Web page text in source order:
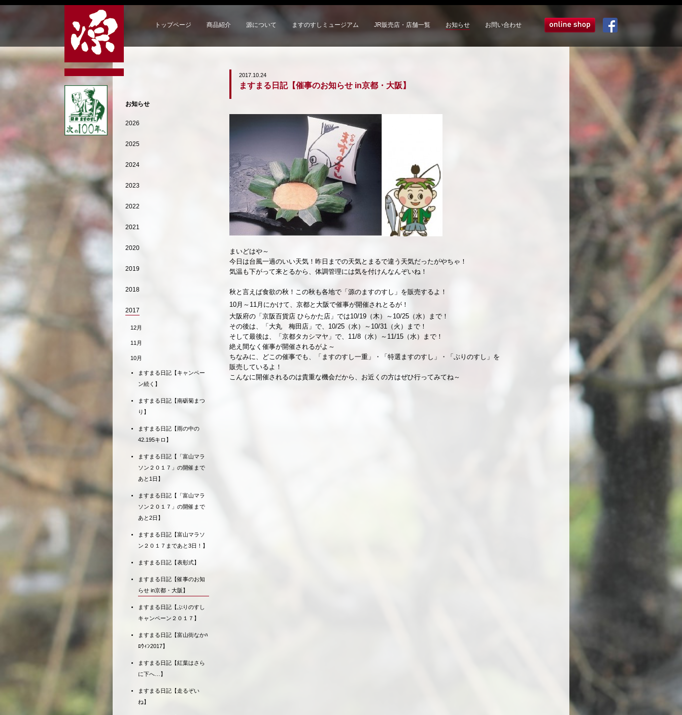
トップページ 商品紹介 源について ますのすしミュージアム JR販売店・店舗一覧 お知らせ お問い合わせ オンラインショップ
2017.10.24
ますまる日記【催事のお知らせ in京都・大阪】
まいどはや～
今日は台風一過のいい天気！昨日までの天気とまるで違う天気だったがやちゃ！
気温も下がって来とるから、体調管理には気を付けんなんぞいね！
秋と言えば食欲の秋！この秋も各地で「源のますのすし」を販売するよ！
10月～11月にかけて、京都と大阪で催事が開催されとるが！
大阪府の「京阪百貨店 ひらかた店」では10/19（木）～10/25（水）まで！
その後は、「大丸 梅田店」で、10/25（水）～10/31（火）まで！
そして最後は、「京都タカシマヤ」で、11/8（水）～11/15（水）まで！
絶え間なく催事が開催されるがよ～
ちなみに、どこの催事でも、「ますのすし一重」・「特選ますのすし」・「ぶりのすし」を
販売しているよ！
こんなに開催されるのは貴重な機会だから、お近くの方はぜひ行ってみてね～
お知らせ
2026
2025
2024
2023
2022
2021
2020
2019
2018
2017
12月
11月
10月
ますまる日記【キャンペー
ン続く】
ますまる日記【南砺菊まつ
り】
ますまる日記【雨の中の
42.195キロ】
ますまる日記【「富山マラ
ソン２０１７」の開催まで
あと1日】
ますまる日記【「富山マラ
ソン２０１７」の開催まで
あと2日】
ますまる日記【富山マラソ
ン２０１７まであと3日！】
ますまる日記【表彰式】
ますまる日記【催事のお知
らせ in京都・大阪】
ますまる日記【ぶりのすし
キャンペーン２０１７】
ますまる日記【富山街なかﾊ
ﾛｳｨﾝ2017】
ますまる日記【紅葉はさら
に下へ…】
ますまる日記【走るぞい
ね】